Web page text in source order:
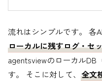
流れはシンプルです。 各
ローカルに残すログ・セ
agentsviewのローカルDB
す。 そこに対して、 全文